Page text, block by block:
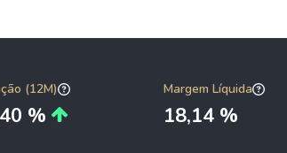
(12M)
%
Margem Líquida
18,14 %